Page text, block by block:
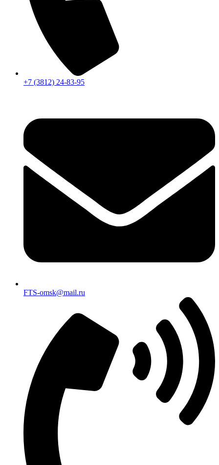
+7 (3812) 24-83-95
FTS-omsk@mail.ru